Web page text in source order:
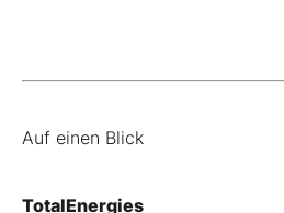
Auf einen Blick
TotalEnergies